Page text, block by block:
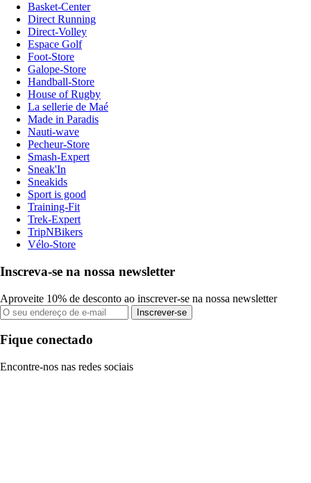
Basket-Center
Direct Running
Direct-Volley
Espace Golf
Foot-Store
Galope-Store
Handball-Store
House of Rugby
La sellerie de Maé
Made in Paradis
Nauti-wave
Pecheur-Store
Smash-Expert
Sneak'In
Sneakids
Sport is good
Training-Fit
Trek-Expert
TripNBikers
Vélo-Store
Inscreva-se na nossa newsletter
Aproveite 10% de desconto ao inscrever-se na nossa newsletter
Inscrever-se
Fique conectado
Encontre-nos nas redes sociais